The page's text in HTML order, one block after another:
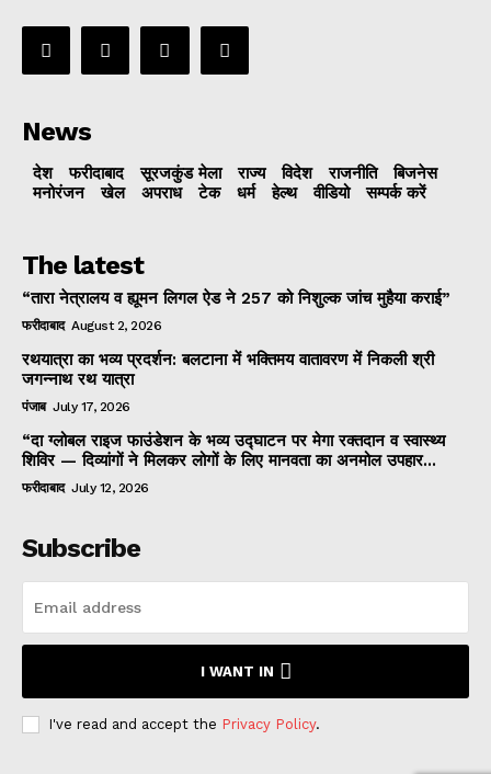
News
देश फरीदाबाद सूरजकुंड मेला राज्‍य विदेश राजनीति
बिजनेस
मनोरंजन
खेल अपराध टेक धर्म हेल्थ वीडियो सम्पर्क करें
The latest
“तारा नेत्रालय व ह्यूमन लिगल ऐड ने 257 को निशुल्क जांच मुहैया कराई”
फरीदाबाद August 2, 2026
रथयात्रा का भव्य प्रदर्शन: बलटाना में भक्तिमय वातावरण में निकली श्री
जगन्नाथ रथ यात्रा
पंजाब July 17, 2026
“दा ग्लोबल राइज फाउंडेशन के भव्य उद्घाटन पर मेगा रक्तदान व स्वास्थ्य
शिविर — दिव्यांगों ने मिलकर लोगों के लिए मानवता का अनमोल उपहार...
फरीदाबाद July 12, 2026
Subscribe
I WANT IN
I've read and accept the Privacy Policy.